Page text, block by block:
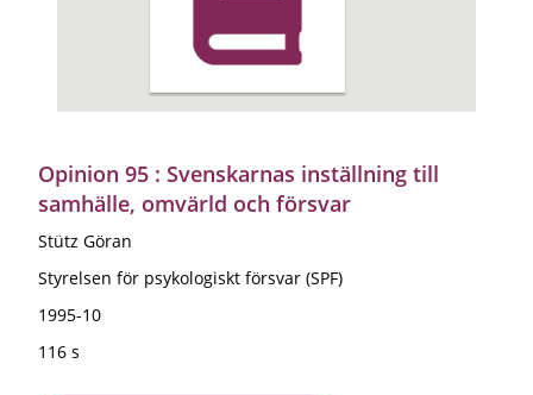
Opinion 95 : Svenskarnas inställning till
samhälle, omvärld och försvar
Stütz Göran
Styrelsen för psykologiskt försvar (SPF)
1995-10
116 s